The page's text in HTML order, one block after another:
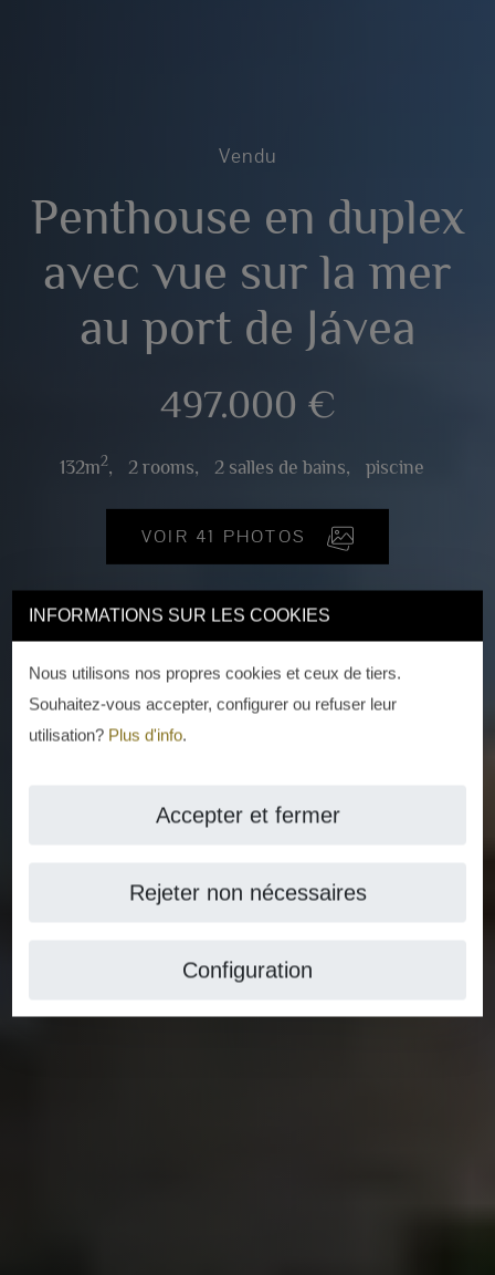
INFORMATIONS SUR LES COOKIES
Nous utilisons nos propres cookies et ceux de tiers.
Souhaitez-vous accepter, configurer ou refuser leur
utilisation? Plus d'info.
Accepter et fermer
Rejeter non nécessaires
Configuration
Vendu
Penthouse en duplex
avec vue sur la mer
au port de Jávea
497.000 €
132m2, 2 rooms, 2 salles de bains, piscine
VOIR 41 PHOTOS